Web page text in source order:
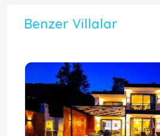
Benzer Villalar